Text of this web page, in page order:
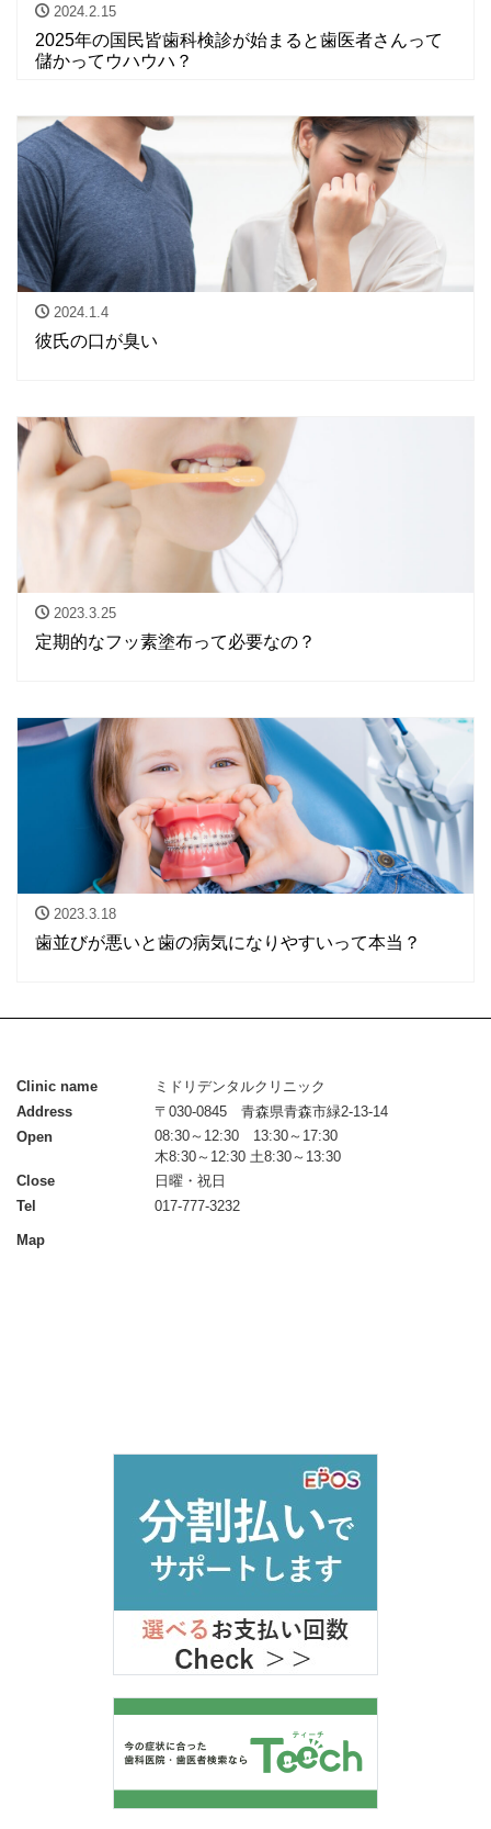
2024.2.15
2025年の国民皆歯科検診が始まると歯医者さんって
儲かってウハウハ？
2024.1.4
彼氏の口が臭い
2023.3.25
定期的なフッ素塗布って必要なの？
2023.3.18
歯並びが悪いと歯の病気になりやすいって本当？
Clinic name
ミドリデンタルクリニック
Address
〒030-0845 青森県青森市緑2-13-14
Open
08:30～12:30 13:30～17:30
木8:30～12:30 土8:30～13:30
Close
日曜・祝日
Tel
017-777-3232
Map